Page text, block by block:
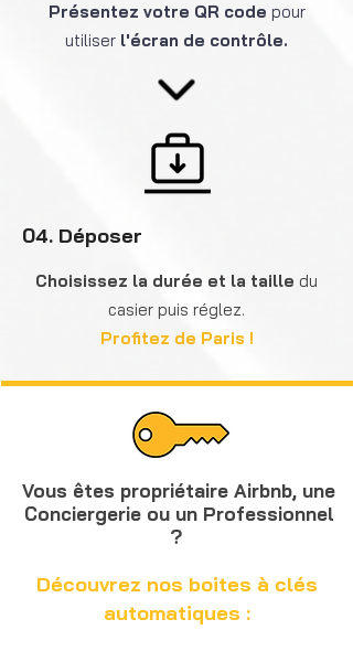
Présentez votre QR code pour
utiliser l'écran de contrôle.
04. Déposer
Choisissez la durée et la taille du
casier puis réglez.
Profitez de Paris !
Vous êtes propriétaire Airbnb, une
Conciergerie ou un Professionnel
?
Découvrez nos boites à clés
automatiques :